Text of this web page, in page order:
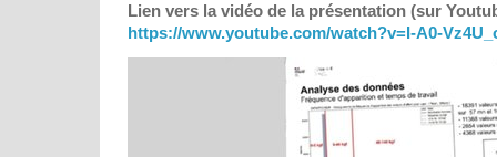
Lien vers la vidéo de la présentation (sur
https://www.youtube.com/watch?v=I-A0-